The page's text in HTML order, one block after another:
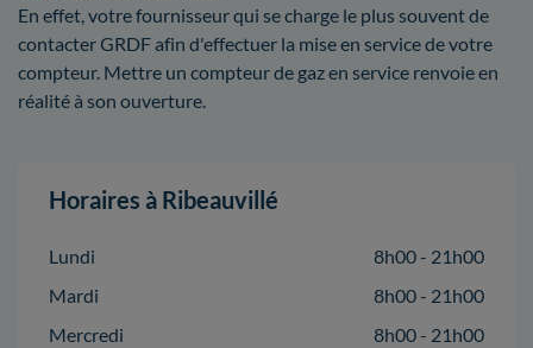
En effet, votre fournisseur qui se charge le plus souvent de
contacter GRDF afin d'effectuer la mise en service de votre
compteur. Mettre un compteur de gaz en service renvoie en
réalité à son ouverture.
Horaires à Ribeauvillé
Lundi
8h00 - 21h00
Mardi
8h00 - 21h00
Mercredi
8h00 - 21h00